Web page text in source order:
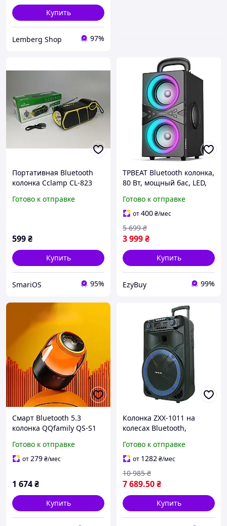
Купить
Lemberg Shop 97%
Портативная Bluetooth
колонка Cclamp CL-823
солнечной панелью и
Готово к отправке
599₴
Купить
SmariOS 95%
TPBEAT Bluetooth колонка,
80 Вт, мощный бас, LED,
часов, TWS, для
вечеринок и кемпинга
Готово к отправке
от400₴/мес
3 999₴
5 699 ₴
Купить
EzyBuy 99%
Смарт Bluetooth 5.3
колонка QQfamily QS-S1
беспроводная с RGB-
подсветкой, 2000 мАч
Готово к отправке
от279₴/мес
1 674₴
Купить
Колонка ZXX-1011 на
колесах Bluetooth,
микрофонами,
портативная акустика 800
Вт
Готово к отправке
от 1282₴/мес
7 689.50₴
10 985 ₴
Купить